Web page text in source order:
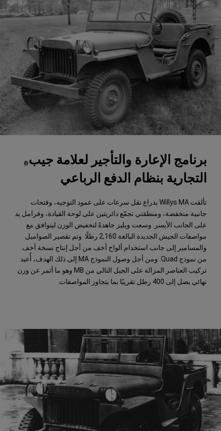
برنامج الإعارة والتأجير لعلامة جيب®
التجارية بنظام الدفع الرباعي
تألقت Willys MA بذراع نقل سرعات على عمود التوجيه، وفتحات
جانبية منخفضة، ومنطقتي تجمّع دائريتين على لوحة القيادة، وفرامل يد
على الجانب الأيسر. وسعت ويليز جاهدةً لتخفيض الوزن ليتوافق مع
مواصفات الجيش الجديدة البالغة 2,160 رطلًا. وتم تقصير الصواميل
والمسامير إلى جانب استخدام ألواح أخف من أجل إنتاج نسخة أخف
من نموذج Quad. ومن أجل وصول النموذج MA إلى ذلك الهدف، أُعيد
تركيب العناصر المزالة على الجيل التالي من MB وهو ما أثمر عن وزن
نهائي يصل إلى 400 رطل تقريبًا بما يتجاوز المواصفات.